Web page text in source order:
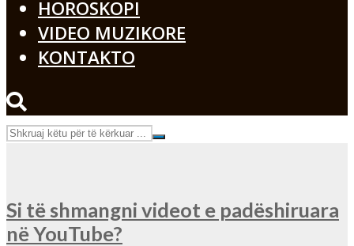
HOROSKOPI
VIDEO MUZIKORE
KONTAKTO
Si të shmangni videot e padëshiruara
në YouTube?